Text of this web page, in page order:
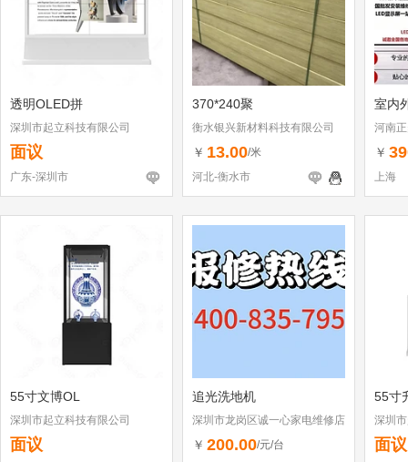
透明OLED拼
深圳市起立科技有限公司
面议
广东-深圳市
370*240聚
衡水银兴新材料科技有限公司
￥ 13.00/米
河北-衡水市
室内
河南
￥
上海
55寸文博OL
深圳市起立科技有限公司
面议
追光洗地机
深圳市龙岗区诚一心家电维修店
（个体工商户）
￥ 200.00/元/台
55寸
深圳
面议